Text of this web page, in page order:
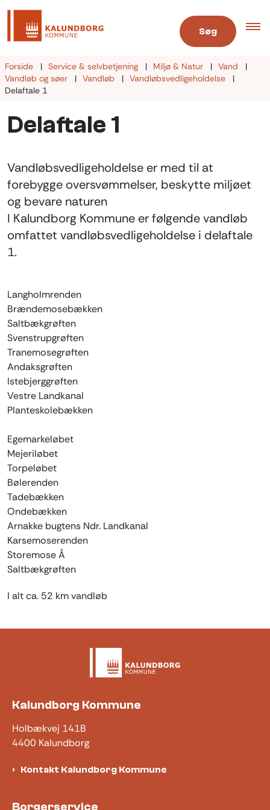
Søg
Forside Service & selvbetjening Miljø & Natur
Vand
Vandløb og søer
Vandløb
Vandløbsvedligeholdelse
Delaftale 1
Delaftale 1
Vandløbsvedligeholdelse er med til at
forebygge oversvømmelser, beskytte miljøet
og bevare naturen
I Kalundborg Kommune er følgende vandløb
omfattet vandløbsvedligeholdelse i delaftale
1.
Langholmrenden
Brændemosebækken
Saltbækgrøften
Svenstrupgrøften
Tranemosegrøften
Andaksgrøften
Istebjerggrøften
Vestre Landkanal
Planteskolebækken
Egemarkeløbet
Mejeriløbet
Torpeløbet
Bølerenden
Tadebækken
Ondebækken
Arnakke bugtens Ndr. Landkanal
Karsemoserenden
Storemose Å
Saltbækgrøften
I alt ca. 52 km vandløb
Kalundborg Kommune
Holbækvej 141B
4400 Kalundborg
Kontakt Kalundborg Kommune
Borgerservice